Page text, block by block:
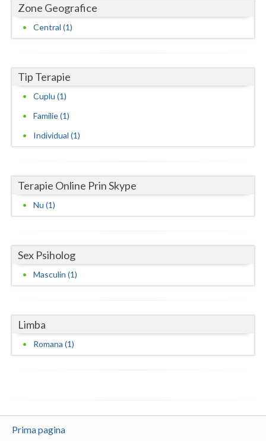
Mures
Olt
Prahova
Salaj
Satu-Mare
Suceava
Teleorman
Tulcea
Valcea
Vrancea
Zone Geografice
Central (1)
Tip Terapie
Cuplu (1)
Familie (1)
Individual (1)
Terapie Online Prin Skype
Nu (1)
Sex Psiholog
Masculin (1)
Limba
Romana (1)
Prima pagina